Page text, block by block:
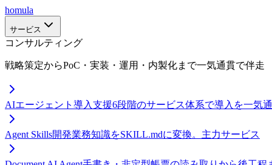
homula
サービス
コンサルティング
戦略策定からPoC・実装・運用・内製化まで一気通貫で伴走
AIエージェント導入支援6段階のサービス体系で導入を一気
Agent Skills開発業務知識をSKILL.mdに変換。主力サービス